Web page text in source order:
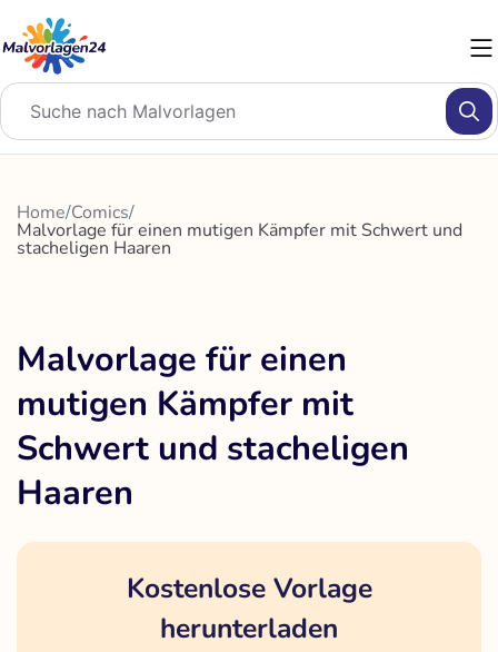
Inhalt
springen
Home/Comics/
Malvorlage für einen mutigen Kämpfer mit Schwert und
stacheligen Haaren
Malvorlage für einen
mutigen Kämpfer mit
Schwert und stacheligen
Haaren
Kostenlose Vorlage
herunterladen